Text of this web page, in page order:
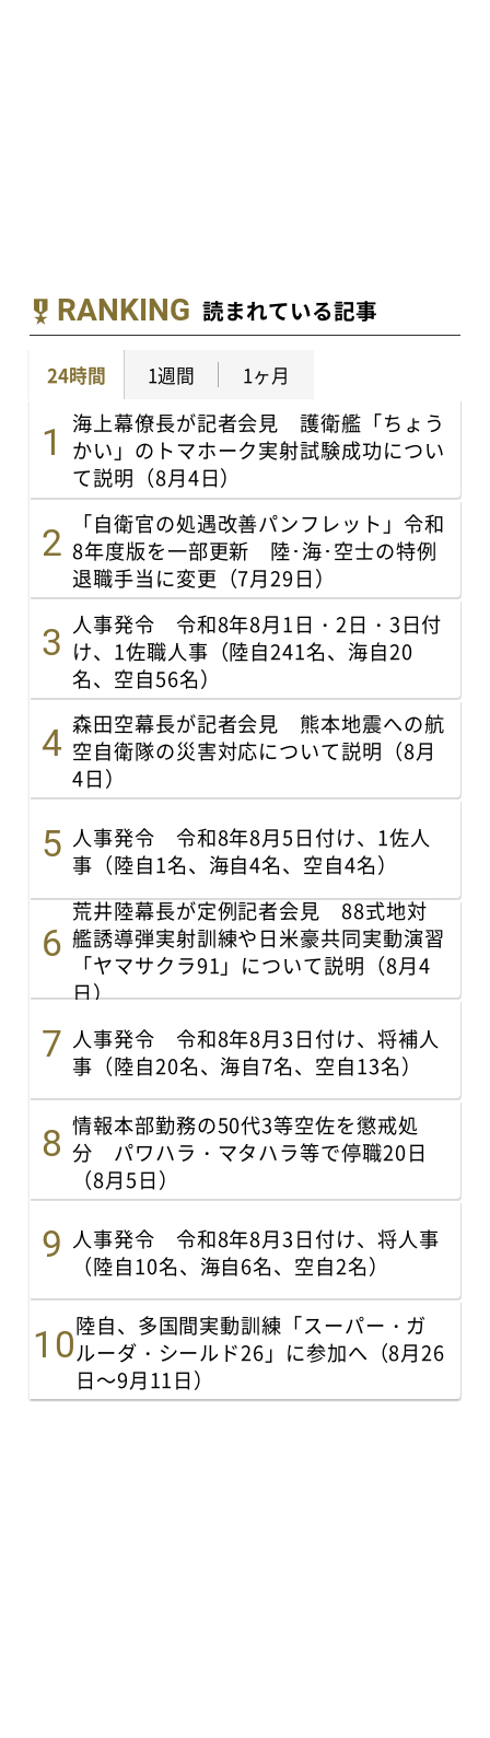
RANKING 読まれている記事
24時間 1週間 1ヶ月
海上幕僚長が記者会見 護衛艦「ちょう
かい」のトマホーク実射試験成功につい
て説明（8月4日）
「自衛官の処遇改善パンフレット」令和
8年度版を一部更新 陸･海･空士の特例
退職手当に変更（7月29日）
人事発令 令和8年8月1日・2日・3日付
け、1佐職人事（陸自241名、海自20
名、空自56名）
森田空幕長が記者会見 熊本地震への航
空自衛隊の災害対応について説明（8月
4日）
人事発令 令和8年8月5日付け、1佐人
事（陸自1名、海自4名、空自4名）
荒井陸幕長が定例記者会見 88式地対
艦誘導弾実射訓練や日米豪共同実動演習
「ヤマサクラ91」について説明（8月4
日）
人事発令 令和8年8月3日付け、将補人
事（陸自20名、海自7名、空自13名）
情報本部勤務の50代3等空佐を懲戒処
分 パワハラ・マタハラ等で停職20日
（8月5日）
人事発令 令和8年8月3日付け、将人事
（陸自10名、海自6名、空自2名）
陸自、多国間実動訓練「スーパー・ガ
ルーダ・シールド26」に参加へ（8月26
日～9月11日）